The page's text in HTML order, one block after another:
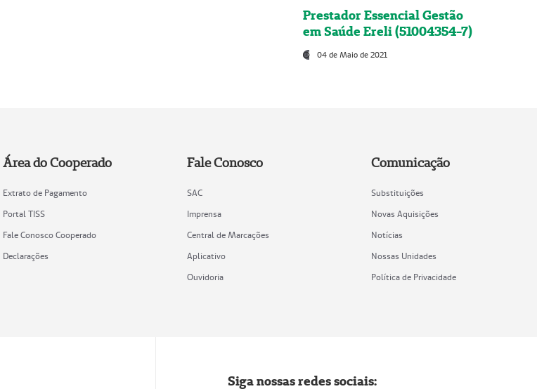
Prestador Essencial Gestão
em Saúde Ereli (51004354-7)
04 de Maio de 2021
Área do Cooperado
Extrato de Pagamento
Portal TISS
Fale Conosco Cooperado
Declarações
Fale Conosco
SAC
Imprensa
Central de Marcações
Aplicativo
Ouvidoria
Comunicação
Substituições
Novas Aquisições
Notícias
Nossas Unidades
Política de Privacidade
Siga nossas redes sociais: